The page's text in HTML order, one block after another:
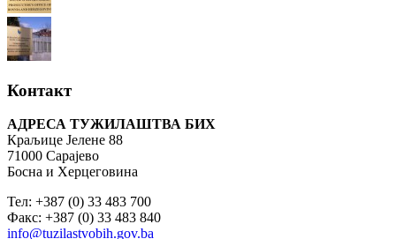
Контакт
АДРЕСА ТУЖИЛАШТВА БИХ
Краљице Јелене 88
71000 Сарајево
Босна и Херцеговина
Тел: +387 (0) 33 483 700
Факс: +387 (0) 33 483 840
info@tuzilastvobih.gov.ba